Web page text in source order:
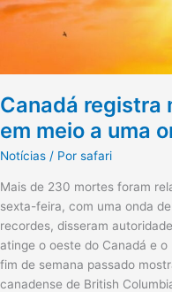
Canadá registra
em meio a uma
Notícias / Por safari
Mais de 230 mortes foram
sexta-feira, com uma onda
recordes, disseram
atinge o oeste do Canadá e
fim de semana passado
canadense de British
a
de
histórica